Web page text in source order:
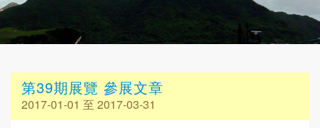
第39期展覽 參展文章
2017-01-01 至 2017-03-31